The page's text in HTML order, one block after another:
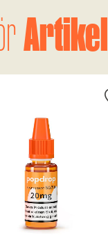
Artikel